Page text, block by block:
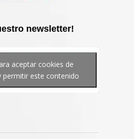
newsletter!
aceptar cookies de
permitir este contenido